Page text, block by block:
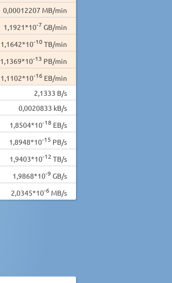
0,00012207 MB/min
1,1921*10-7 GB/min
1,1642*10-10 TB/min
1,1369*10-13 PB/min
1,1102*10-16 EB/min
2,1333 B/s
0,0020833 kB/s
1,8504*10-18 EB/s
1,8948*10-15 PB/s
1,9403*10-12 TB/s
1,9868*10-9 GB/s
2,0345*10-6 MB/s